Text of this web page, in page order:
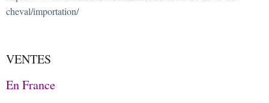
cheval/importation/
VENTES
En France